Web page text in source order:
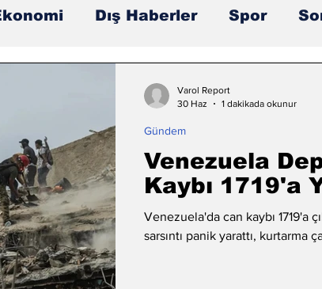
Dış Haberler Spor
Venezuela
Kaybı 1719'a
Venezuela'da can kaybı 1719'a
sarsıntı panik yarattı, kurtarma
Gündem
Varol Report
30 Haz
1 dakikada okunur